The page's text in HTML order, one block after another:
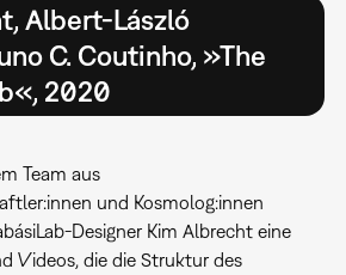
Albert-László
C. Coutinho, »The
2020
Team aus
und Kosmolog:innen
Designer Kim Albrecht eine
Videos, die die Struktur des